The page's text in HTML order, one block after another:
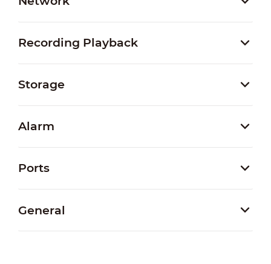
Recording Playback
Storage
Alarm
Ports
General